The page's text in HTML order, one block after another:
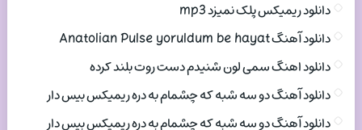
دانلود ریمیکس پلک نمیزد mp3
دانلود آهنگ Anatolian Pulse yoruldum be hayat
دانلود اهنگ سمی لون شنیدم دست روت بلند کرده
دانلود آهنگ دو سه شبه که چشمام به دره ریمیکس بیس دار
دانلود آهنگ دو سه شبه که چشمام به دره ریمیکس بیس دار